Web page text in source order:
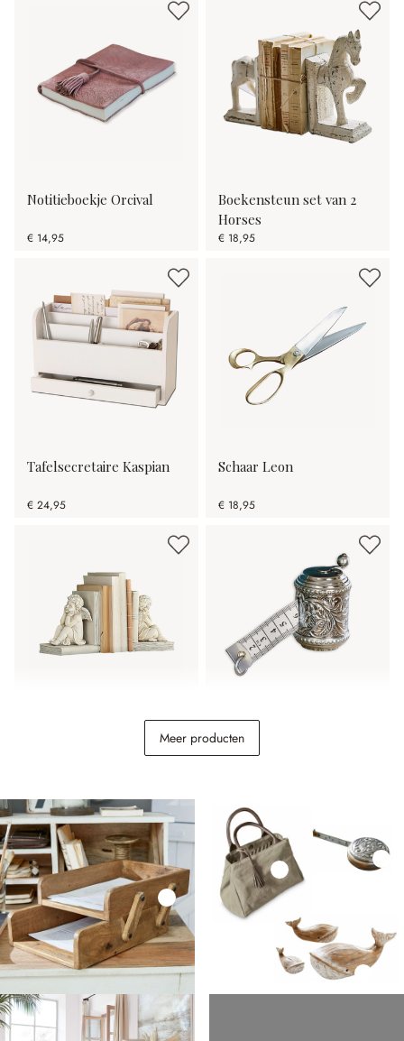
Notitieboekje Orcival
€ 14,95
Boekensteun set van 2
Horses
€ 18,95
Tafelsecretaire Kaspian
€ 24,95
Schaar Leon
€ 18,95
Boekensteun set van 2
Meetlint Mètre
Meer producten